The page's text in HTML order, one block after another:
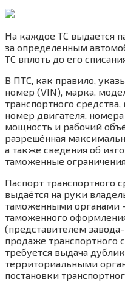
На каждое ТС выдается
за определенным
ТС вплоть до его
В ПТС, как правило,
номер (VIN), марка,
транспортного
номер двигателя,
мощность и рабочий
разрешённая
а также сведения об
таможенные
Паспорт транспортного
выдаётся на руки
таможенными органами
таможенного
(представителем
продаже транспортного
требуется выдача
территориальными
постановки